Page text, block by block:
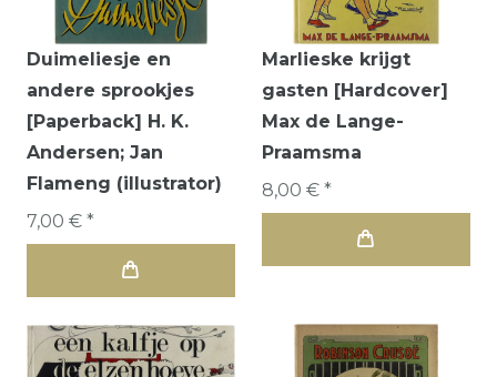
Duimeliesje en
andere sprookjes
[Paperback] H. K.
Andersen; Jan
Flameng (illustrator)
7,00 € *
Marlieske krijgt
gasten [Hardcover]
Max de Lange-
Praamsma
8,00 € *